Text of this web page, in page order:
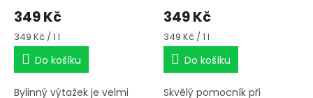
349 Kč
Měrná
cena:
349 Kč / 1 l
Do košíku
Bylinný výtažek je velmi
349 Kč
Měrná
cena:
349 Kč / 1 l
Do košíku
Skvělý pomocník při